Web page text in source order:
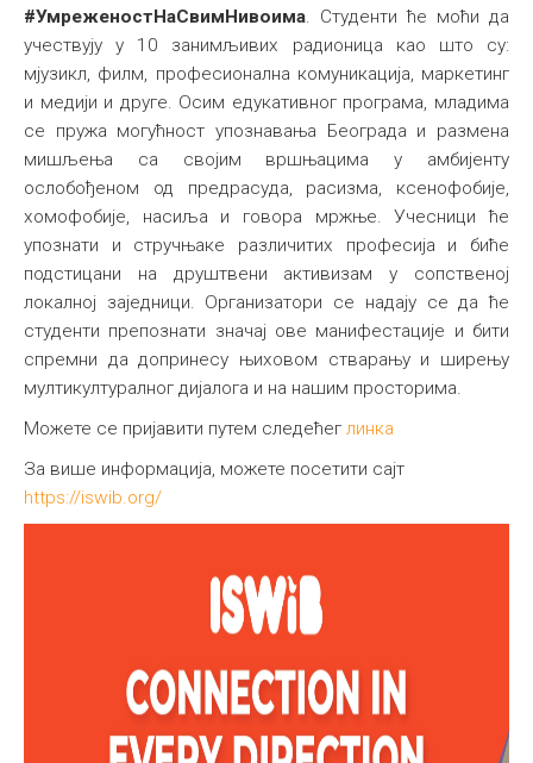
#УмреженостНаСвимНивоима. Студенти ће моћи да
учествују у 10 занимљивих радионица као што су:
мјузикл, филм, професионална комуникација, маркетинг
и медији и друге. Осим едукативног програма, младима
се пружа могућност упознавања Београда и размена
мишљења са својим вршњацима у амбијенту
ослобођеном од предрасуда, расизма, ксенофобије,
хомофобије, насиља и говора мржње. Учесници ће
упознати и стручњаке различитих професија и биће
подстицани на друштвени активизам у сопственој
локалној заједници. Организатори се надају се да ће
студенти препознати значај ове манифестације и бити
спремни да допринесу њиховом стварању и ширењу
мултикултуралног дијалога и на нашим просторима.
Можете се пријавити путем следећег линка
За више информација, можете посетити сајт
https://iswib.org/